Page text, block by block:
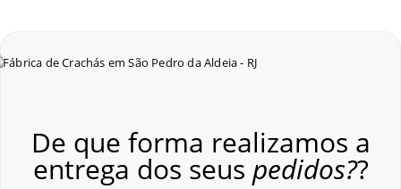
De que forma realizamos a
entrega dos seus pedidos??